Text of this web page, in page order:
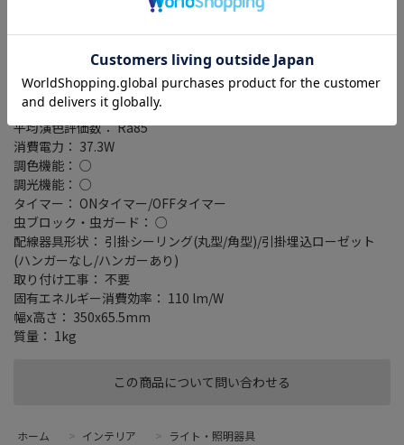
この商品について問い合わせる
定格光束： 4100ルーメン
センサー： 人感センサー
リモコン： 付属
光色： 電球色～昼光色
色温度： 2700～6500K
平均演色評価数： Ra85
消費電力： 37.3W
調色機能： ○
調光機能： ○
タイマー： ONタイマー/OFFタイマー
虫ブロック・虫ガード： ○
配線器具形状： 引掛シーリング(丸型/角型)/引掛埋込ローゼット
(ハンガーなし/ハンガーあり)
取り付け工事： 不要
固有エネルギー消費効率： 110 lm/W
幅x高さ： 350x65.5mm
質量： 1kg
ホーム > インテリア > ライト・照明器具